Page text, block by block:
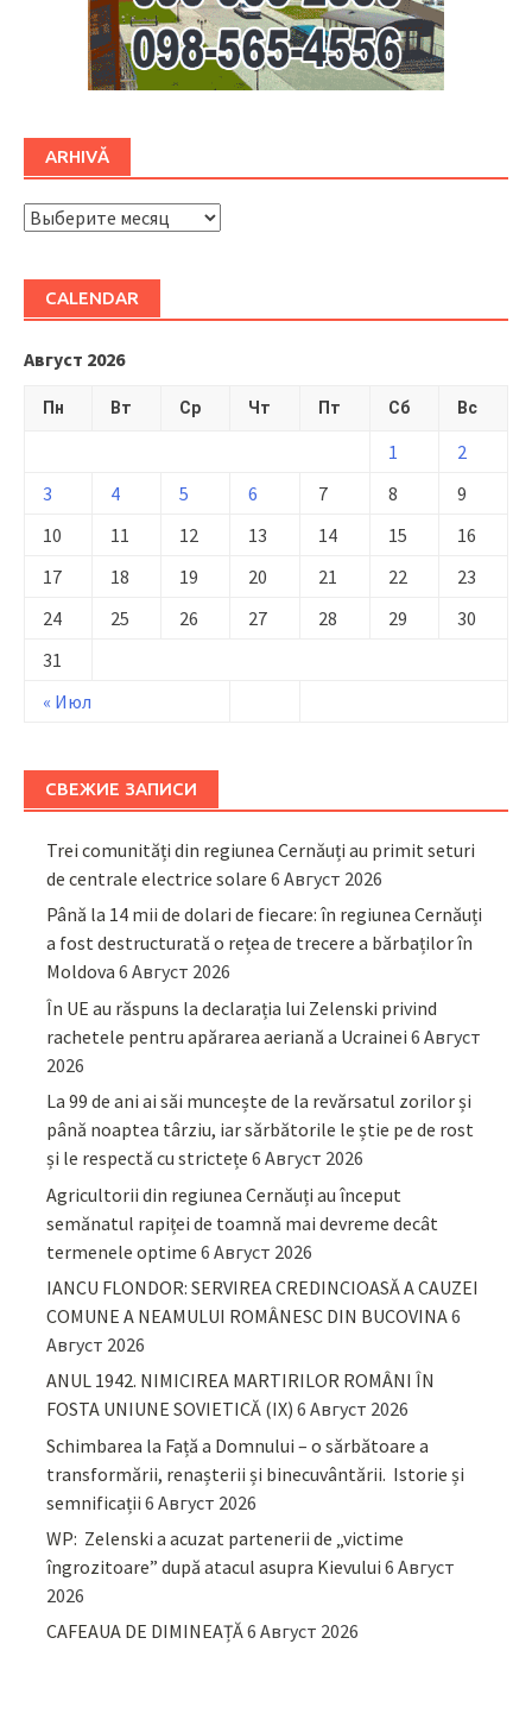
ARHIVĂ
ARHIVĂ
CALENDAR
Август 2026
Пн Вт Ср Чт Пт Сб Вс
« Июл
1
2
3
4 5 6 7 8
9
10
11 12 13 14 15
16
17
18 19 20 21 22
23
24
25 26 27 28 29
30
31
СВЕЖИЕ ЗАПИСИ
Trei comunități din regiunea Cernăuți au primit seturi
de centrale electrice solare 6 Август 2026
Până la 14 mii de dolari de fiecare: în regiunea Cernăuți
a fost destructurată o rețea de trecere a bărbaților în
Moldova 6 Август 2026
În UE au răspuns la declarația lui Zelenski privind
rachetele pentru apărarea aeriană a Ucrainei 6 Август
2026
La 99 de ani ai săi muncește de la revărsatul zorilor și
până noaptea târziu, iar sărbătorile le știe pe de rost
și le respectă cu strictețe 6 Август 2026
Agricultorii din regiunea Cernăuți au început
semănatul rapiței de toamnă mai devreme decât
termenele optime 6 Август 2026
IANCU FLONDOR: SERVIREA CREDINCIOASĂ A CAUZEI
COMUNE A NEAMULUI ROMÂNESC DIN BUCOVINA6
Август 2026
ANUL 1942. NIMICIREA MARTIRILOR ROMÂNI ÎN
FOSTA UNIUNE SOVIETICĂ (IX) 6 Август 2026
Schimbarea la Față a Domnului – o sărbătoare a
transformării, renașterii și binecuvântării. Istorie și
semnificații 6 Август 2026
WP: Zelenski a acuzat partenerii de „victime
îngrozitoare” după atacul asupra Kievului 6 Август
2026
CAFEAUA DE DIMINEAȚĂ6 Август 2026